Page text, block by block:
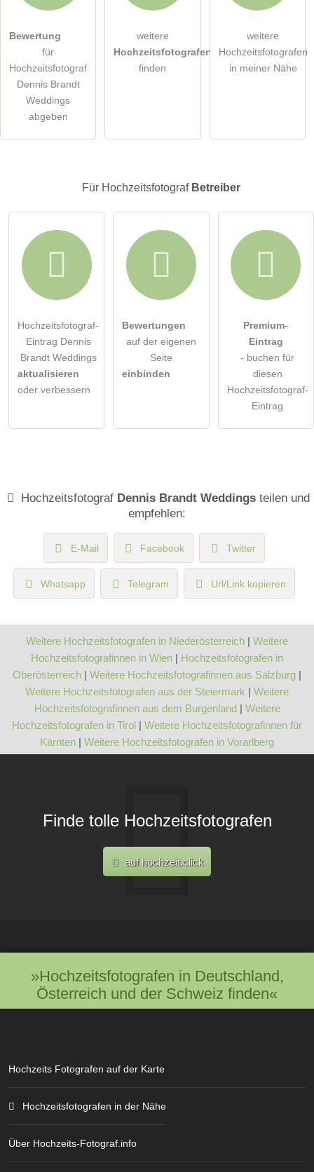
Die Datenschutzerklärung habe ich zur Kenntnis genommen.
öffentliche Frage stellen
Hinweis:Bitte beachten Sie, öffentliche Fragen sind
Besucher sichtbar
.
Bewertung
für
Hochzeitsfotograf
Dennis Brandt
Weddings
abgeben
weitere
Hochzeitsfotografen
finden
weitere
Hochzeitsfotografen
in meiner Nähe
Für Hochzeitsfotograf Betreiber
Hochzeitsfotograf-
Eintrag Dennis
Brandt Weddings
aktualisieren
oder verbessern
Bewertungen
auf der eigenen
Seite
einbinden
Premium-
Eintrag
- buchen für
diesen
Hochzeitsfotograf-
Eintrag
Hochzeitsfotograf Dennis Brandt Weddingsteilen und
empfehlen:
E-Mail Facebook Twitter
Whatsapp Telegram Url/Link kopieren
Weitere Hochzeitsfotografen in Niederösterreich | Weitere
Hochzeitsfotografinnen in Wien | Hochzeitsfotografen in
Oberösterreich | Weitere Hochzeitsfotografinnen aus Salzburg |
Weitere Hochzeitsfotografen aus der Steiermark | Weitere
Hochzeitsfotografinnen aus dem Burgenland| Weitere
Hochzeitsfotografen in Tirol | Weitere Hochzeitsfotografinnen für
Kärnten | Weitere Hochzeitsfotografen in Vorarlberg
Finde tolle Hochzeitsfotografen
auf hochzeit.click
»Hochzeitsfotografen in Deutschland,
Österreich und der Schweiz finden«
Hochzeits Fotografen auf der Karte
Hochzeitsfotografen in der Nähe
Über Hochzeits-Fotograf.info